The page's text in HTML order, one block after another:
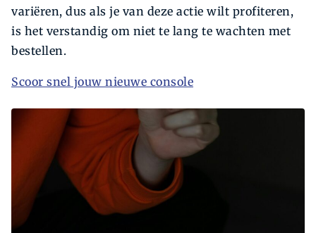
variëren, dus als je van deze actie wilt profiteren,
is het verstandig om niet te lang te wachten met
bestellen.
Scoor snel jouw nieuwe console